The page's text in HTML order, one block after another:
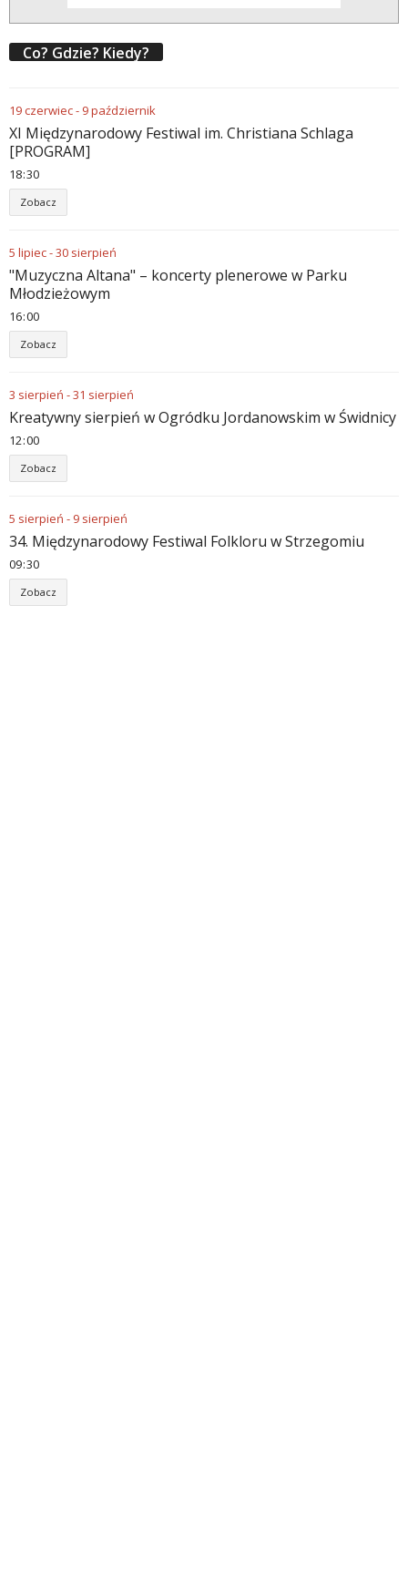
Co? Gdzie? Kiedy?
19czerwiec- 9październik
XI Międzynarodowy Festiwal im. Christiana Schlaga
[PROGRAM]
18 30
Zobacz
5 lipiec-30 sierpień
"Muzyczna Altana" – koncerty plenerowe w Parku
Młodzieżowym
16 00
Zobacz
3 sierpień -31 sierpień
Kreatywny sierpień w Ogródku Jordanowskim w Świdnicy
12 00
Zobacz
5 sierpień - 9 sierpień
34. Międzynarodowy Festiwal Folkloru w Strzegomiu
09 30
Zobacz